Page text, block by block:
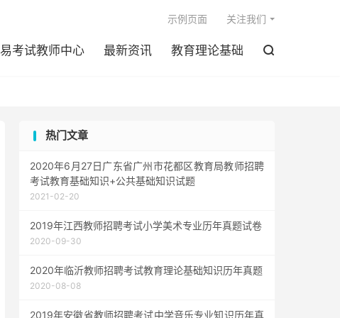
易考试教师中心 最新资讯 教育理论基础 
示例页面 关注我们
热门文章
2020年6月27日广东省广州市花都区教育局教师招聘
考试教育基础知识+公共基础知识试题
2021-02-20
2019年江西教师招聘考试小学美术专业历年真题试卷
2020-09-30
2020年临沂教师招聘考试教育理论基础知识历年真题
2020-08-08
2019年安徽省教师招聘考试中学音乐专业知识历年真